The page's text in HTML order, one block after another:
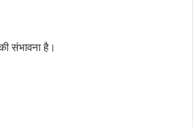
संभावना है।